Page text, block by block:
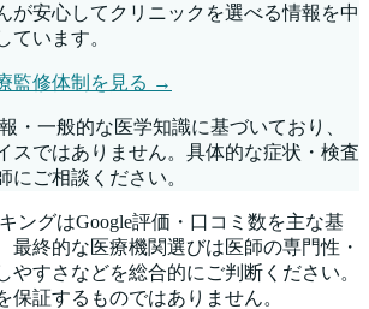
が安心してクリニックを選べる情報を中
ています。
監修体制を見る →
・一般的な医学知識に基づいており、
スではありません。具体的な症状・検査
にご相談ください。
ングはGoogle評価・口コミ数を主な基
最終的な医療機関選びは医師の専門性・
やすさなどを総合的にご判断ください。
保証するものではありません。